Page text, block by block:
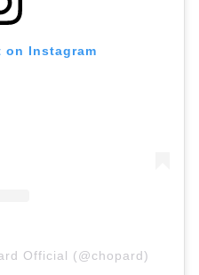
on Instagram
Official (@chopard)